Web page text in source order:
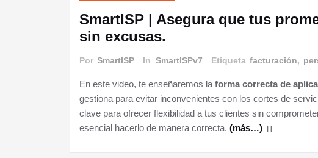
SmartISP | Asegura que tus
sin excusas.
Por SmartISP In SmartISPv7 Etiqueta facturación,
En este video, te enseñaremos la forma correcta de
gestiona para evitar inconvenientes con los cortes de
clave para ofrecer flexibilidad a tus clientes sin
esencial hacerlo de manera correcta. (más…)